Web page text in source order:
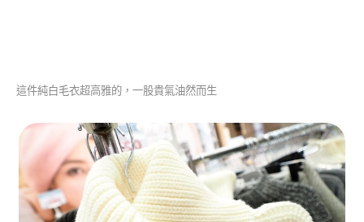
這件純白毛衣超高雅的，一股貴氣油然而生